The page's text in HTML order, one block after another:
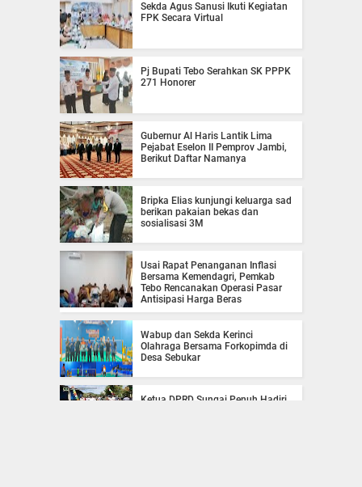
Sekda Agus Sanusi Ikuti Kegiatan
FPK Secara Virtual
Pj Bupati Tebo Serahkan SK PPPK
271 Honorer
Gubernur Al Haris Lantik Lima
Pejabat Eselon II Pemprov Jambi,
Berikut Daftar Namanya
Bripka Elias kunjungi keluarga sad
berikan pakaian bekas dan
sosialisasi 3M
Usai Rapat Penanganan Inflasi
Bersama Kemendagri, Pemkab
Tebo Rencanakan Operasi Pasar
Antisipasi Harga Beras
Wabup dan Sekda Kerinci
Olahraga Bersama Forkopimda di
Desa Sebukar
Ketua DPRD Sungai Penuh Hadiri